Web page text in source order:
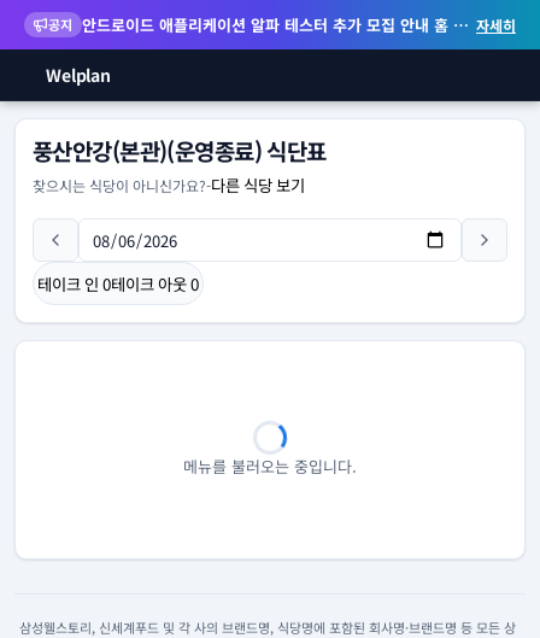
공지 안드로이드 애플리케이션 알파 테스터 추가 모집 안내 홈 화면 위젯 등 지원 자세히
Welplan
풍산안강(본관)(운영종료) 식단표
찾으시는 식당이 아니신가요?-다른 식당 보기
테이크 인 0테이크 아웃0
메뉴를 불러오는 중입니다.
삼성웰스토리, 신세계푸드 및 각 사의 브랜드명, 식당명에 포함된 회사명·브랜드명 등 모든 상